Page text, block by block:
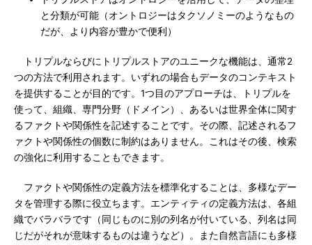
と分類が可能（オントロジーはタクソノミーのようなもの
だが、より内容が豊かで便利）
トリプルならびにトリプルストアのユニークな機能は、通常2
つの方法で利用されます。いずれの場合もデータのコンテキスト
を提供することが目的です。1つ目のアプローチは、トリプルを
使って、組織、専門分野（ドメイン）、あるいは世界全体に関す
るファクトや関係性を記述することです。その際、記述されるフ
ァクトや関係性の個数に制約はありません。これはその後、検索
の強化に利用することもできます。
ファクトや関係性の定義方法を標準化することは、多様なデー
タを管理する際に役立ちます。エンティティの定義方法は、各組
織でバラバラです（同じものに別の列名が付いている、列名は同
じだがそれが意味するものは違うなど）。また自然言語にも多様